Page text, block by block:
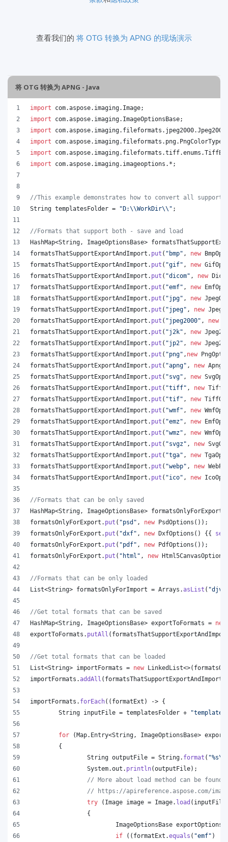
查看我们的 将 OTG 转换为 APNG 的现场演示
将 OTG 转换为 APNG - Java
import com.aspose. imaging. Image;
import
com.aspose. imaging. ImageOptionsBase;
import
com.aspose. imaging. fileformats . jpeg2000.
import
com.aspose. imaging. fileformats . png. PngColorType
import
com.aspose. imaging. fileformats .tiff.enums .
import
com.aspose. imaging. imageoptions .*;
//This example demonstrates how to convert all
String templatesFolder = "D:\\WorkDir\\ " ;
//Formats that support both - save and load
HashMap<String , ImageOptionsBase>
formatsThatSupportExportAndImport . put ( "bmp" , new
formatsThatSupportExportAndImport . put ( "gif" , new
formatsThatSupportExportAndImport . put ( "dicom" , new
formatsThatSupportExportAndImport . put ( "emf" , new
formatsThatSupportExportAndImport . put ( "jpg" , new
formatsThatSupportExportAndImport . put ( "jpeg" , new
formatsThatSupportExportAndImport . put ( "jpeg2000" , new
formatsThatSupportExportAndImport . put ( "j2k" , new
formatsThatSupportExportAndImport . put ( "jp2" , new
formatsThatSupportExportAndImport . put ( "png" , new
formatsThatSupportExportAndImport . put ( "apng" , new
formatsThatSupportExportAndImport . put ( "svg" , new
formatsThatSupportExportAndImport . put ( "tiff" , new
formatsThatSupportExportAndImport . put ( "tif" , new
formatsThatSupportExportAndImport . put ( "wmf" , new
formatsThatSupportExportAndImport . put ( "emz" , new
formatsThatSupportExportAndImport . put ( "wmz" , new
formatsThatSupportExportAndImport . put ( "svgz" , new
formatsThatSupportExportAndImport . put ( "tga" , new
formatsThatSupportExportAndImport . put ( "webp" , new
formatsThatSupportExportAndImport . put ( "ico" , new
//Formats that can be only saved
HashMap<String , ImageOptionsBase> formatsOnlyForExport
formatsOnlyForExport . put ( "psd" , new PsdOptions ());
formatsOnlyForExport . put ( "dxf" , new DxfOptions () {{
formatsOnlyForExport . put ( "pdf" , new PdfOptions ());
formatsOnlyForExport . put ( "html" , new Html5CanvasOptions
//Formats that can be only loaded
List<String> formatsOnlyForImport = Arrays .asList (
//Get total formats that can be saved
HashMap<String , ImageOptionsBase> exportToFormats = new
exportToFormats . putAll (
//Get total formats that can be loaded
List<String> importFormats = new LinkedList<>(
importFormats .addAll ( formatsThatSupportExportAndImport
importFormats . forEach(( formatExt ) -> {
String inputFile = templatesFolder +
for (Map. Entry<String , ImageOptionsBase>
	{
String outputFile = String. format ( "%s\\
System.out . println(outputFile);
// More about load method can be found
// https://apireference.aspose.com/
try ( Image image = Image. load ( inputFile
		{
ImageOptionsBase exportOptions
if (( formatExt .equals ( "emf" )